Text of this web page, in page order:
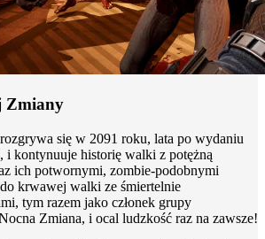
Zmiany
rozgrywa się w 2091 roku, lata po wydaniu
i kontynuuje historię walki z potężną
ich potwornymi, zombie-podobnymi
krwawej walki ze śmiertelnie
tym razem jako członek grupy
Zmiana, i ocal ludzkość raz na zawsze!